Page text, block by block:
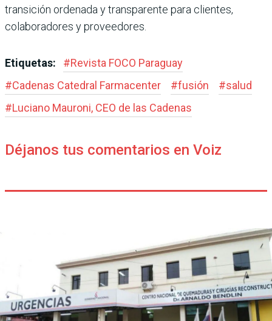
transición ordenada y transparente para clientes,
colaboradores y proveedores.
Etiquetas: #Revista FOCO Paraguay
#Cadenas Catedral Farmacenter #fusión #salud
#Luciano Mauroni, CEO de las Cadenas
Déjanos tus comentarios en Voiz